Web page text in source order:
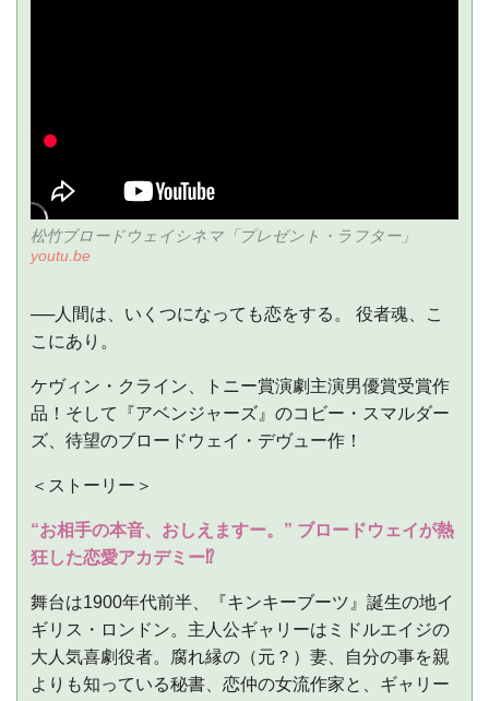
松竹ブロードウェイシネマ「プレゼント・ラフター」
youtu.be
──人間は、いくつになっても恋をする。 役者魂、こ
こにあり。
ケヴィン・クライン、トニー賞演劇主演男優賞受賞作
品！そして『アベンジャーズ』のコビー・スマルダー
ズ、待望のブロードウェイ・デヴュー作！
＜ストーリー＞
“お相手の本音、おしえますー。” ブロードウェイが熱
狂した恋愛アカデミー⁉
舞台は1900年代前半、『キンキーブーツ』誕生の地イ
ギリス・ロンドン。主人公ギャリーはミドルエイジの
大人気喜劇役者。腐れ縁の（元？）妻、自分の事を親
よりも知っている秘書、恋仲の女流作家と、ギャリー